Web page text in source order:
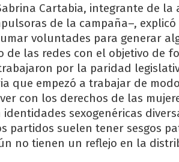
Cartabia, integrante de la
de la campaña–,
voluntades para generar
de las redes con el objetivo de
por la paridad
que empezó a trabajar de
con los derechos de las
sexogenéricas
partidos suelen tener sesgos
no tienen un reflejo en la